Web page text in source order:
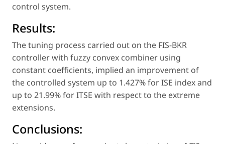
control system.
Results:
The tuning process carried out on the FIS-BKR
controller with fuzzy convex combiner using
constant coefficients, implied an improvement of
the controlled system up to 1.427% for ISE index and
up to 21.99% for ITSE with respect to the extreme
extensions.
Conclusions: